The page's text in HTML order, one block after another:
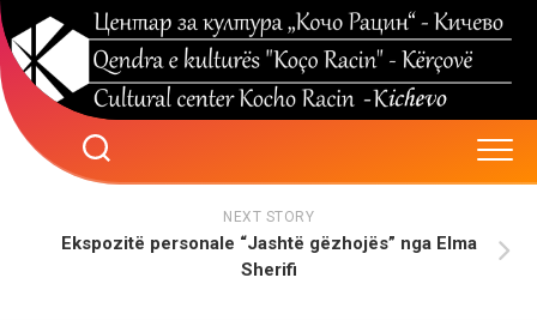
Skip
to
content
NEXT STORY
Ekspozitë personale “Jashtë gëzhojës” nga Elma
Sherifi